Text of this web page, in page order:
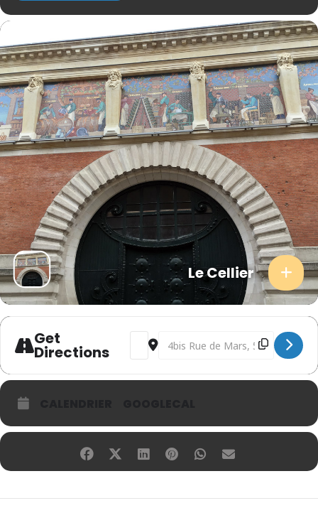
Le Cellier
Get
Directions
Address - IMAGE 3.0 [dBOYscJa5]
Destination Address - IMAGE